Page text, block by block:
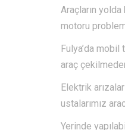
Araçların
motoru
Fulya’da
araç
Elektrik
ustalarımız
Yerinde